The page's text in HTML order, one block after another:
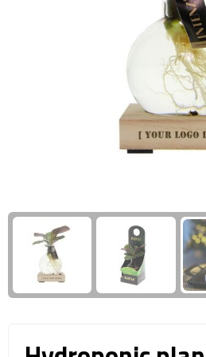
Documententassen
Laptophoezen & -tassen
Reistassen & Trolleys
Reistassen
Trolleys
Wellness Giftsets